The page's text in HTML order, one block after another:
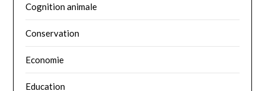
Cognition animale
Conservation
Economie
Education